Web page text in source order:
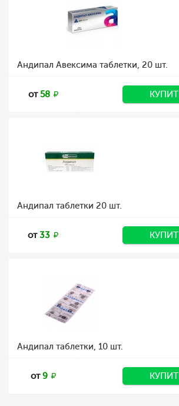
Андипал Авексима таблетки, 20 шт.
от58
Андипал таблетки 20 шт.
от33
Андипал таблетки, 10 шт.
от9